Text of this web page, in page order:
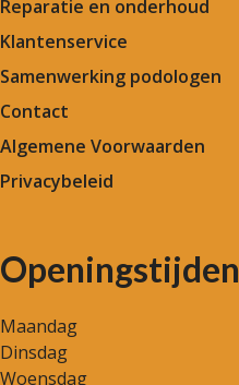
Reparatie en onderhoud
Klantenservice
Samenwerking podologen
Contact
Algemene Voorwaarden
Privacybeleid
Openingstijden
Maandag
Dinsdag
Woensdag